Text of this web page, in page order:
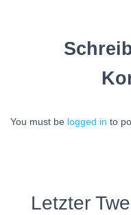
You must be logged in to
Letzter